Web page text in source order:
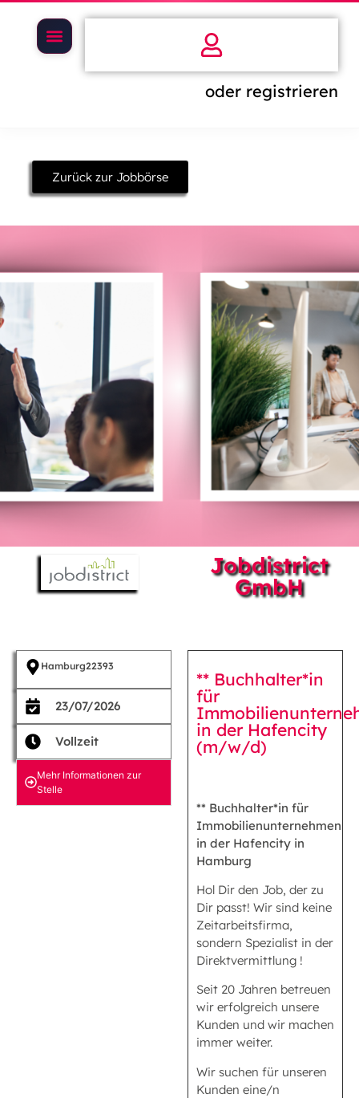
oder registrieren
Zurück zur Jobbörse
Jobdistrict
GmbH
Hamburg22393
23/07/2026
Vollzeit
Mehr Informationen zur
Stelle
** Buchhalter*in
für
in der Hafencity
(m/w/d)
** Buchhalter*in für
Immobilienunternehmen
in der Hafencity in
Hamburg
Hol Dir den Job, der zu
Dir passt! Wir sind keine
Zeitarbeitsfirma,
sondern Spezialist in der
Direktvermittlung !
Seit 20 Jahren betreuen
wir erfolgreich unsere
Kunden und wir machen
immer weiter.
Wir suchen für unseren
Kunden eine/n